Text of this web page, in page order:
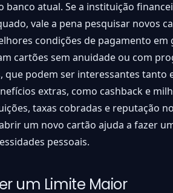
atual. Se a instituição
vale a pena pesquisar novos
condições de pagamento em
cartões sem anuidade ou com
que podem ser interessantes tanto
extras, como cashback e
taxas cobradas e reputação
um novo cartão ajuda a fazer
pessoais.
um Limite Maior